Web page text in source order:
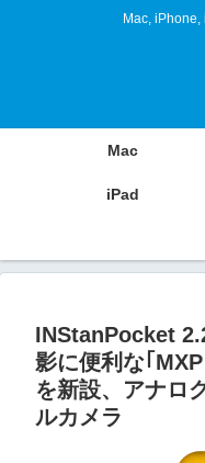
Mac,
Mac
iPad
INStanPocket
影に便利な｢
を新設、アナロ
ルカメラ